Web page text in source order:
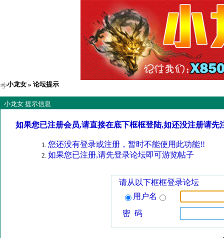
小龙女 » 论坛提示
小龙女 提示信息
如果您已注册会员,请直接在底下框框登陆,如还没注册请先
您还没有登录或注册，暂时不能使用此功能!!
如果您已注册,请先登录论坛即可游览帖子
请从以下框框登录论坛
用户名
密 码